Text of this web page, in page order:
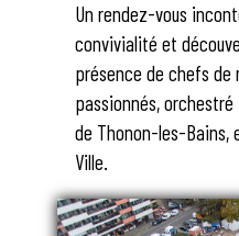
Un rendez-vous
convivialité et
présence de chefs de
passionnés, orchestré
de Thonon-les-Bains,
Ville.